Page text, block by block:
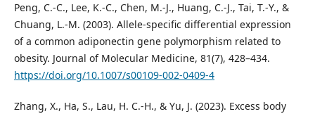
Peng, C.-C., Lee, K.-C., Chen, M.-J., Huang, C.-J., Tai, T.-Y., &
Chuang, L.-M. (2003). Allele-specific differential expression
of a common adiponectin gene polymorphism related to
obesity. Journal of Molecular Medicine, 81(7), 428–434.
https://doi.org/10.1007/s00109-002-0409-4
Zhang, X., Ha, S., Lau, H. C.-H., & Yu, J. (2023). Excess body